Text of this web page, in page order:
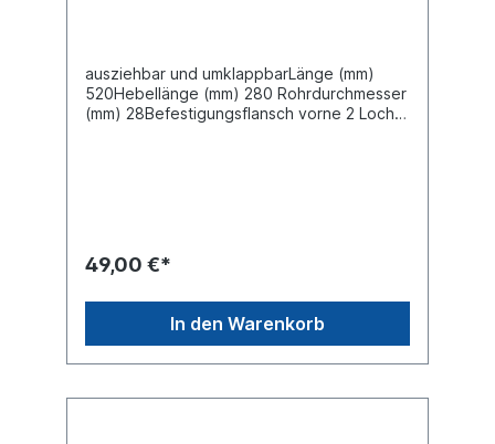
ausziehbar und umklappbarLänge (mm)
520Hebellänge (mm) 280 Rohrdurchmesser
(mm) 28Befestigungsflansch vorne 2 Loch,
49,00 €*
In den Warenkorb